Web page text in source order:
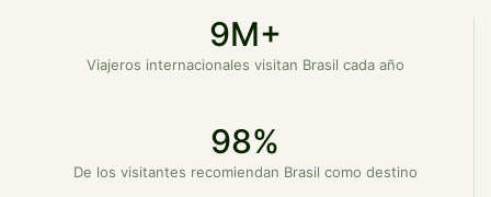
9M+
Viajeros internacionales visitan Brasil cada año
98%
De los visitantes recomiendan Brasil como destino